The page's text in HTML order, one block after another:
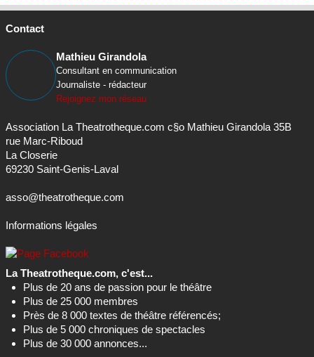
Contact
Mathieu Girandola
Consultant en communication
Journaliste - rédacteur
Rejoignez mon réseau
Association La Theatrotheque.com c§o Mathieu Girandola 35B
rue Marc-Riboud
La Closerie
69230 Saint-Genis-Laval
asso@theatrotheque.com
Informations légales
La Theatrotheque.com, c'est...
Plus de 20 ans de passion pour le théâtre
Plus de 25 000 membres
Près de 8 000 textes de théâtre référencés;
Plus de 5 000 chroniques de spectacles
Plus de 30 000 annonces...